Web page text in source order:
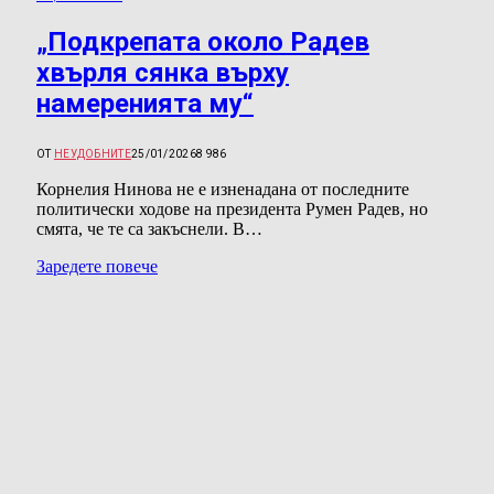
„Подкрепата около Радев
хвърля сянка върху
намеренията му“
ОТ НЕУДОБНИТЕ25/01/20268 986
Корнелия Нинова не е изненадана от последните
политически ходове на президента Румен Радев, но
смята, че те са закъснели. В…
Заредете повече